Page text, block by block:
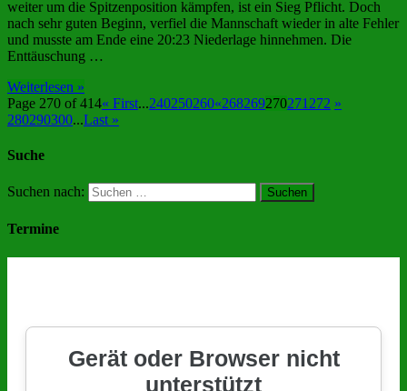
weiter um die Spitzenposition kämpfen, ist ein Sieg Pflicht. Doch
nach sehr guten Beginn, verfiel die Mannschaft wieder in alte Fehler
und musste am Ende eine 20:23 Niederlage hinnehmen. Die
Enttäuschung …
Weiterlesen »
Page 270 of 414« First...240250260«268269270271 272 »
280290300...Last »
Suche
Suchen nach:
Termine